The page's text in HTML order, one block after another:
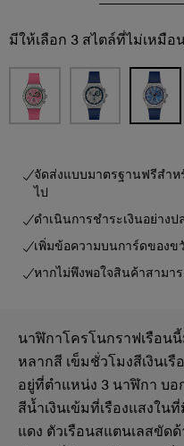
มีให้เลือก 3 สไตล์ที่ไม่เหมือ
จัดส่งแบบมาตรฐานฟรีสำ
ไป
ดำเนินการชำระเงินอย่างป
เพิ่มข้อความบนการ์ดของข
หากไม่พึงพอใจสินค้าสามา
นาฬิกาโครโนกราฟเรือ
หลากสี เข็มชั่วโมงสีเงินเ
อยู่ที่ตำแหน่ง 3 นาฬิกา บอ
สีน้ำเงินเข้มที่เรืองแสงใ
แดง ตัวเรือนสแตนเลสขัด